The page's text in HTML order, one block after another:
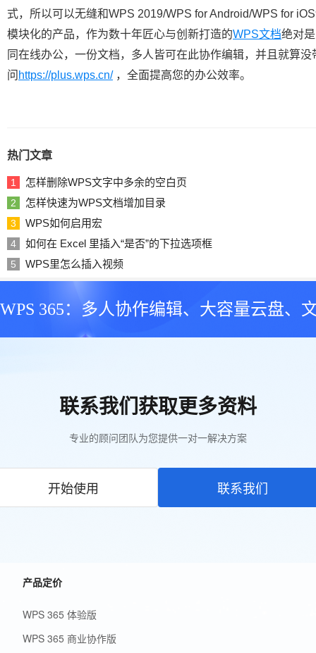
式，所以可以无缝和WPS 2019/WPS for Android/WPS for
模块化的产品，作为数十年匠心与创新打造的WPS文档绝对
同在线办公，一份文档，多人皆可在此协作编辑，并且就算
问 https://plus.wps.cn/，全面提高您的办公效率。
热门文章
1 怎样删除WPS文字中多余的空白页
2 怎样快速为WPS文档增加目录
3 WPS如何启用宏
4 如何在 Excel 里插入“是否”的下拉选项框
5 WPS里怎么插入视频
WPS 365：多人协作编辑、大容量云盘、
联系我们获取更多资料
专业的顾问团队为您提供一对一解决方案
开始使用 联系我们
产品定价
WPS 365 体验版
WPS 365 商业协作版